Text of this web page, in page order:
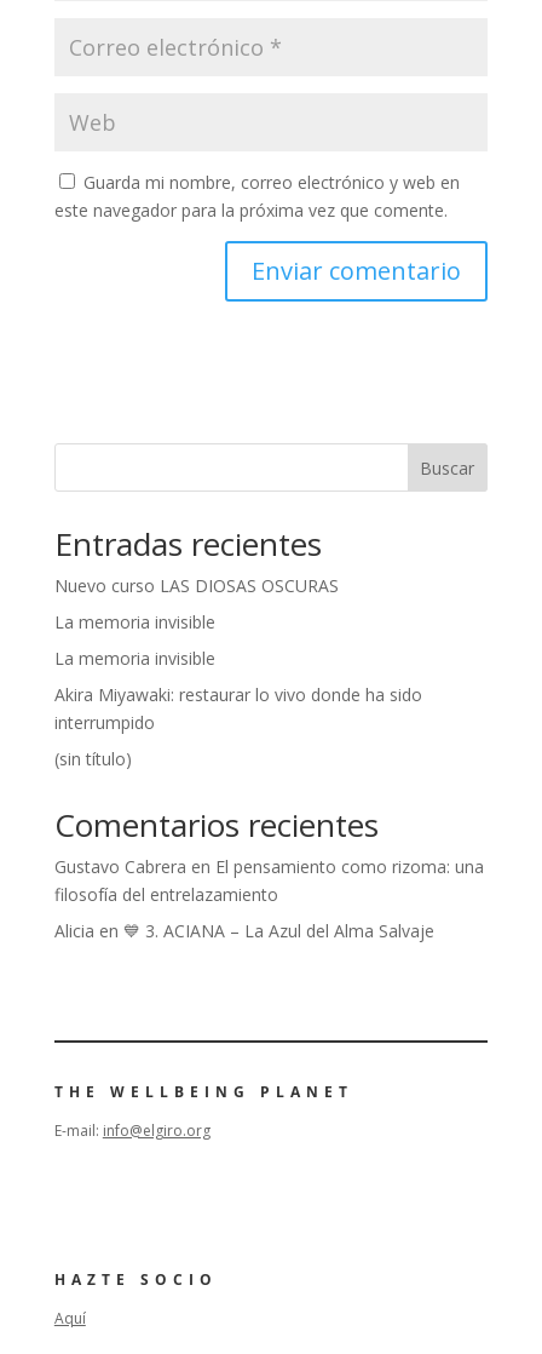
Guarda mi nombre, correo electrónico y web en
este navegador para la próxima vez que comente.
e
:
Buscar
Entradas recientes
Nuevo curso LAS DIOSAS OSCURAS
La memoria invisible
La memoria invisible
Akira Miyawaki: restaurar lo vivo donde ha sido
interrumpido
(sin título)
Comentarios recientes
Gustavo Cabrera en El pensamiento como rizoma: una
filosofía del entrelazamiento
Alicia en 💙 3. ACIANA – La Azul del Alma Salvaje
THE WELLBEING PLANET
E-mail: info@elgiro.org
HAZTE SOCIO
Aquí